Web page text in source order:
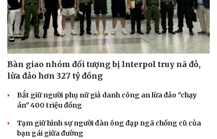
Bàn giao nhóm đối tượng bị Interpol truy nã đỏ,
lừa đảo hơn 327 tỷ đồng
Bắt giữ người phụ nữ giả danh công an lừa đảo "chạy
án" 400 triệu đồng
Tạm giữ hình sự người đàn ông đạp ngã chồng cũ của
bạn gái giữa đường